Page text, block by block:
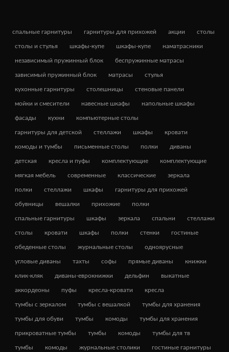
спальные гарнитуры гарнитуры для прихожей акции столы
столы и стулья шкафы-купе шкафы-купе наматрасники
независимый пружинный блок беспружинные матрасы
зависимый пружинный блок матрасы стулья
кухонные гарнитуры столешницы стеновые панели
мойки и смесители навесные шкафы напольные шкафы
фасады кухни компьютерные столы
гарнитуры для детской стеллажи шкафы кровати
комоды и тумбы письменные столы полки диваны
детская кресла и пуфы комплектующие комплектующие
мягкая мебель современные классические зеркала
полки стеллажи шкафы гарнитуры для прихожей
обувницы вешалки прихожие полки
спальные гарнитуры шкафы зеркала спальни стеллажи
столы кровати шкафы полки стенки гостиные
обеденные столы журнальные столы одноярусные
угловые диваны тахты софы прямые диваны книжки
клик-кляк диваны-еврокнижки дельфин выкатные
аккордеоны пуфы кресла-кровати кресла
тумбы с зеркалом тумбы с вешалкой тумбы для хранения
тумбы для обуви тумбы комоды тумбы для хранения
прикроватные тумбы тумбы комоды тумбы для тв
тумбы комоды журнальные столики гостиные гарнитуры